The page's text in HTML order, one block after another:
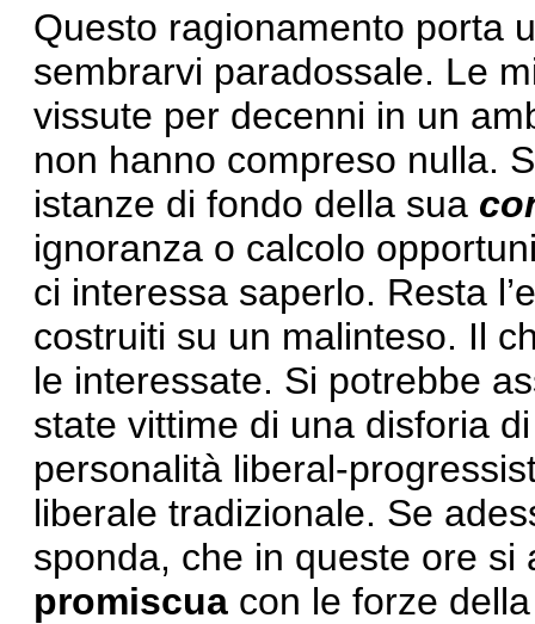
Questo ragionamento porta
sembrarvi paradossale. Le
vissute per decenni in un
non hanno compreso nulla.
istanze di fondo della sua
ignoranza o calcolo
ci interessa saperlo. Resta
costruiti su un malinteso. Il
le interessate. Si potrebbe
state vittime di una disforia
personalità liberal-
liberale tradizionale. Se
sponda, che in queste ore si
promiscua con le forze